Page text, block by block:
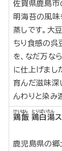
佐賀県鹿島市
明海苔の風味
蒸しです。大
ちり食感の呉
を、なだ万な
に仕上げまし
育んだ滋味深
んわりと染み
鶏飯
けいはん
鶏白湯
とりぱいたん
鹿児島県の郷